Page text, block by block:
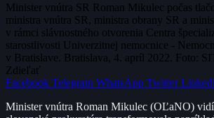
Minister vnútra SR Roman Mikulec počas
ministra vnútra SR, ministra obrany SR a
v rámci slávnostného otvorenia Centra
starostlivosti Univerzitnej nemocnice -
v Bratislave. Bratislava, 4. apríl 2022. Foto:
Zdieľať
Facebook Telegram WhatsApp Twitter
Minister vnútra Roman Mikulec (OĽaNO) vidí